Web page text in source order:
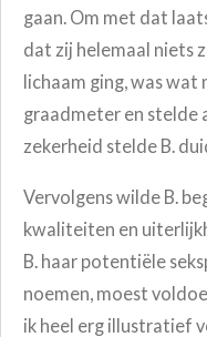
gaan. Om met dat
dat zij helemaal niets
lichaam ging, was
graadmeter en stelde
zekerheid stelde B.
Vervolgens wilde B.
kwaliteiten en
B. haar potentiële
noemen, moest
ik heel erg illustratief